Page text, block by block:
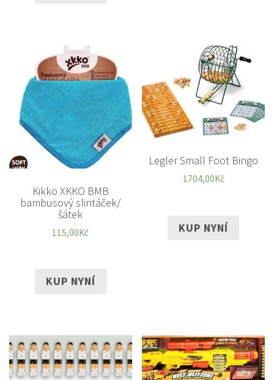
Kikko XKKO BMB
bambusový slintáček/
šátek
115,00Kč
KUP NYNÍ
Legler Small Foot Bingo
1704,00Kč
KUP NYNÍ